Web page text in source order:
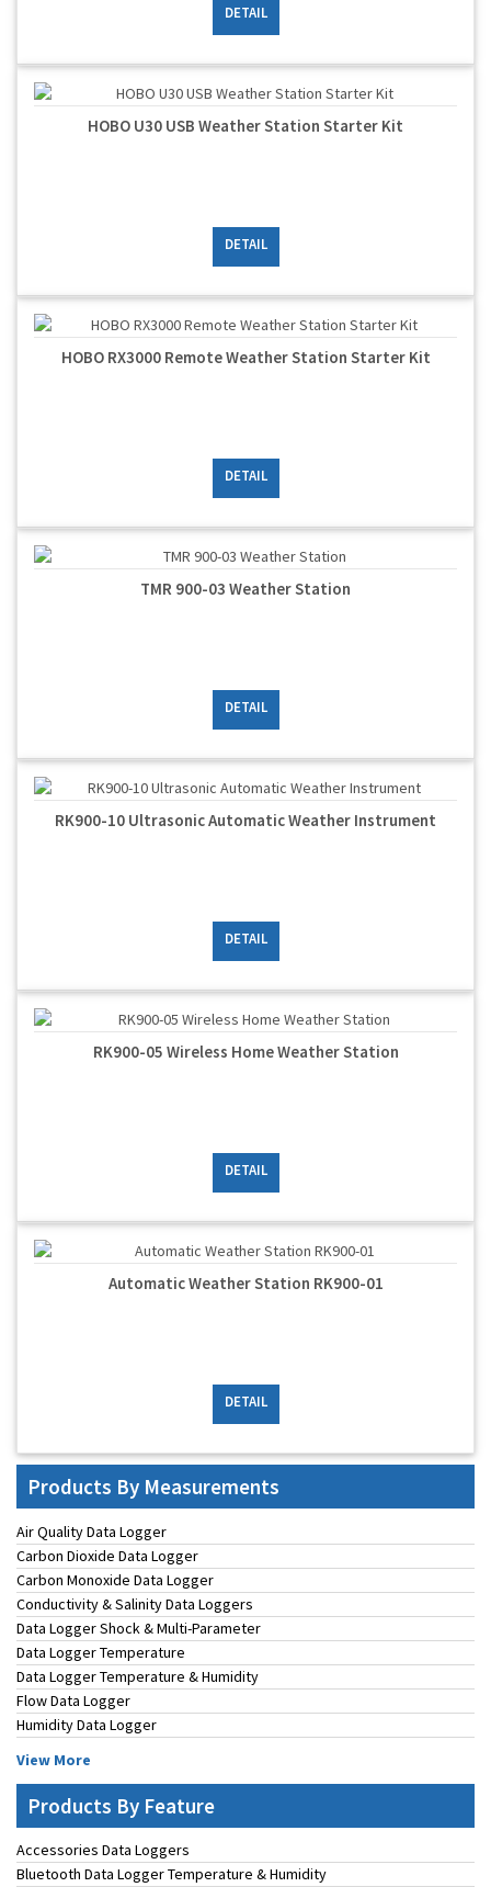
DETAIL
HOBO U30 USB Weather Station Starter Kit
DETAIL
HOBO RX3000 Remote Weather Station Starter Kit
DETAIL
TMR 900-03 Weather Station
DETAIL
RK900-10 Ultrasonic Automatic Weather Instrument
DETAIL
RK900-05 Wireless Home Weather Station
DETAIL
Automatic Weather Station RK900-01
DETAIL
Products By Measurements
Air Quality Data Logger
Carbon Dioxide Data Logger
Carbon Monoxide Data Logger
Conductivity & Salinity Data Loggers
Data Logger Shock & Multi-Parameter
Data Logger Temperature
Data Logger Temperature & Humidity
Flow Data Logger
Humidity Data Logger
View More
Products By Feature
Accessories Data Loggers
Bluetooth Data Logger Temperature & Humidity